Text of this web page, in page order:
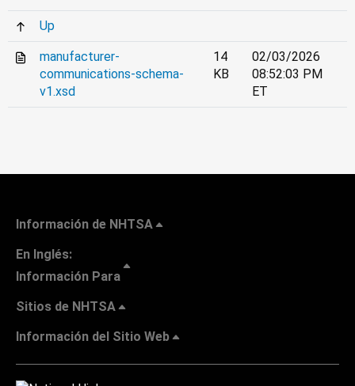
Up
manufacturer-
communications-schema-
v1.xsd
14
KB
02/03/2026
08:52:03 PM
ET
Información de NHTSA
En Inglés:
Información Para
Sitios de NHTSA
Información del Sitio Web